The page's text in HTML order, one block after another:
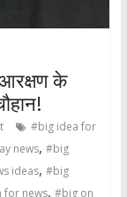
के
#big idea for
news, #big
ideas, #big
for news, #big on